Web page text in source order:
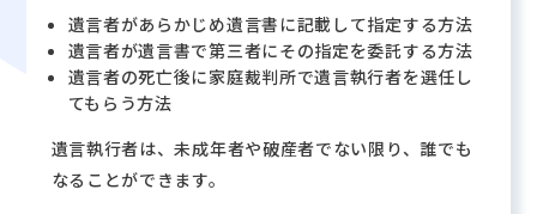
遺言者があらかじめ遺言書に記載して指定する方法
遺言者が遺言書で第三者にその指定を委託する方法
遺言者の死亡後に家庭裁判所で遺言執行者を選任し
てもらう方法
遺言執行者は、未成年者や破産者でない限り、誰でも
なることができます。